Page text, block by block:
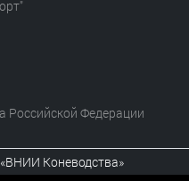
Российской Федерации
Коневодства»